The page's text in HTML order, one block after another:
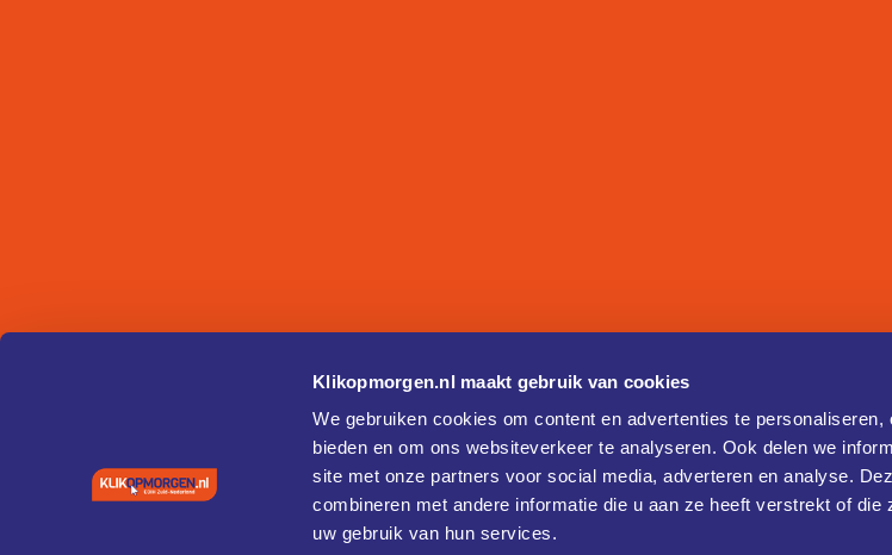
Klikopmorgen.nl maakt gebruik van cookies
We gebruiken cookies om content en advertenties te
bieden en om ons websiteverkeer te analyseren. Ook delen we
site met onze partners voor social media, adverteren en analyse.
combineren met andere informatie die u aan ze heeft verstrekt of die
uw gebruik van hun services.